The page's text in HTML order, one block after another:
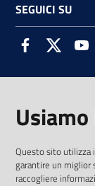
SEGUICI SU
FacebookTwitter
Questo sito utilizza
garantire un miglior
raccogliere